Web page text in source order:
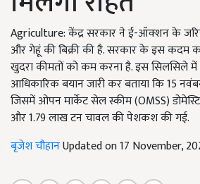
Agriculture: केंद्र सरकार ने ई-ऑक्शन के
और गेहूं की बिक्री की है. सरकार के इस कदम
खुदरा कीमतों को कम करना है. इस सिलसिले में
आधिकारिक बयान जारी कर बताया कि 15
जिसमें ओपन मार्केट सेल स्कीम (OMSS)
और 1.79 लाख टन चावल की पेशकश की गई.
बृजेश चौहानUpdated on 17 November,